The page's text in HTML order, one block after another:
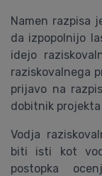
Namen razpisa
da izpopolnijo
idejo
raziskovalnega
prijavo na
dobitnik projekta
Vodja
biti isti kot
postopka